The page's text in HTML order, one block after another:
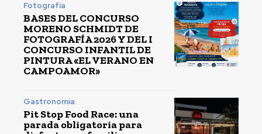
Fotografía
BASES DEL CONCURSO
MORENO SCHMIDT DE
FOTOGRAFÍA 2026 Y DEL I
CONCURSO INFANTIL DE
PINTURA «EL VERANO EN
CAMPOAMOR»
Gastronomía
Pit Stop Food Race: una
parada obligatoria para